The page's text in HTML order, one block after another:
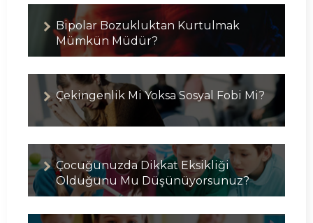
Bipolar Bozukluktan Kurtulmak
Mümkün Müdür?
Çekingenlik Mi Yoksa Sosyal Fobi Mi?
Çocuğunuzda Dikkat Eksikliği
Olduğunu Mu Düşünüyorsunuz?